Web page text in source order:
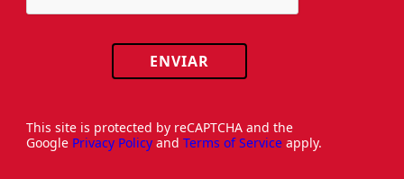
ENVIAR
This site is protected by reCAPTCHA and the
Google Privacy Policy and Terms of Service apply.